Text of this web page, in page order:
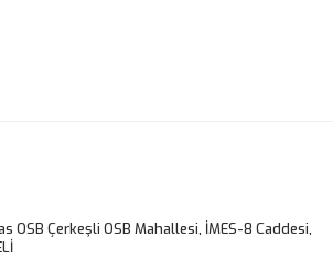
bozuk veya görüntülenemiyor.
bulunuyor.
OSB Çerkeşli OSB Mahallesi, İMES-8 Caddesi,